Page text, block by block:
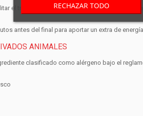
el transporte y la dosificación exacta en carrera.
antes del final para aportar un extra de
ANIMALES
clasificado como alérgeno bajo el
RECHAZAR TODO